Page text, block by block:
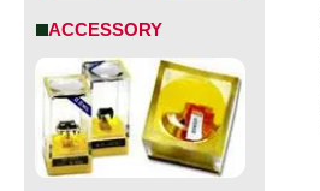
ACCESSORY